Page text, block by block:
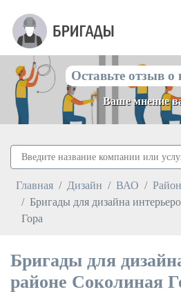
Оставьте отзыв
Ваше мнение
Главная Дизайн ВАО
Бригады для дизайна
Гора
Бригады для
районе Соколиная